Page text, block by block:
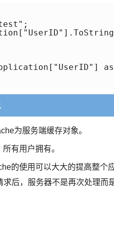
为服务端缓存对象。
有用户拥有。
的使用可以大大的提高整个
后，服务器不是再次处理而